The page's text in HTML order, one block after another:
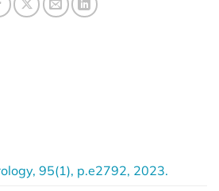
95(1), p.e2792, 2023.